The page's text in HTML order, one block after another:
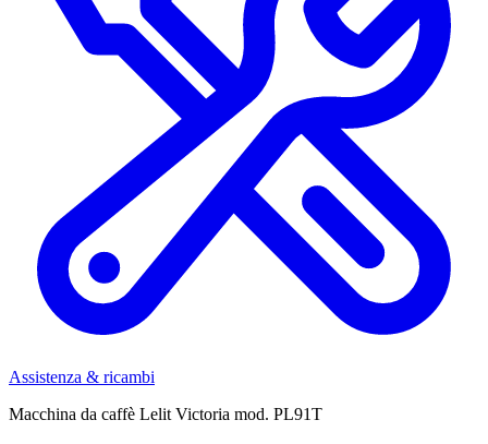
Assistenza & ricambi
Macchina da caffè Lelit Victoria mod. PL91T